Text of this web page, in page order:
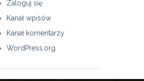
Zaloguj się
Kanał wpisów
Kanał komentarzy
WordPress.org